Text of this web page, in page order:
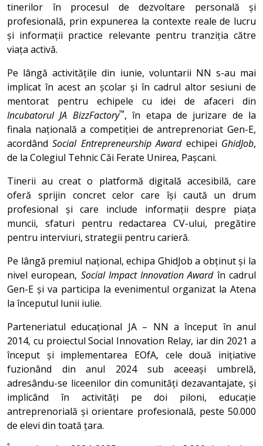
tinerilor în procesul de dezvoltare personală și
profesională, prin expunerea la contexte reale de lucru
și informații practice relevante pentru tranziția către
viața activă.
Pe lângă activitățile din iunie, voluntarii NN s-au mai
implicat în acest an școlar și în cadrul altor sesiuni de
mentorat pentru echipele cu idei de afaceri din
Incubatorul JA BizzFactory™, în etapa de jurizare de la
finala națională a competiției de antreprenoriat Gen-E,
acordândSocial Entrepreneurship Awardechipei GhidJob,
de la Colegiul Tehnic Căi Ferate Unirea, Pașcani.
Tinerii au creat o platformă digitală accesibilă, care
oferă sprijin concret celor care își caută un drum
profesional și care include informații despre piața
muncii, sfaturi pentru redactarea CV-ului, pregătire
pentru interviuri, strategii pentru carieră.
Pe lângă premiul național, echipa GhidJob a obținut și la
nivel european, Social Impact Innovation Awardîn cadrul
Gen-E și va participa la evenimentul organizat la Atena
la începutul lunii iulie.
Parteneriatul educațional JA – NN a început în anul
2014, cu proiectul Social Innovation Relay, iar din 2021 a
început și implementarea EOfA, cele două inițiative
fuzionând din anul 2024 sub aceeași umbrelă,
adresându-se liceenilor din comunități dezavantajate, și
implicând în activități pe doi piloni, educație
antreprenorială și orientare profesională, peste 50.000
de elevi din toată țara.